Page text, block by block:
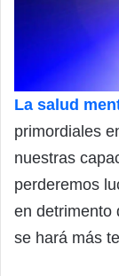
La salud
primordiales
nuestras
perderemos
en detrimento
se hará más